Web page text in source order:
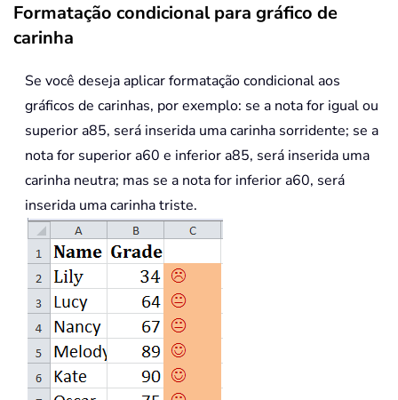
Formatação condicional para gráfico de
carinha
Se você deseja aplicar formatação condicional aos
gráficos de carinhas, por exemplo: se a nota for igual ou
superior a85, será inserida uma carinha sorridente; se a
nota for superior a60 e inferior a85, será inserida uma
carinha neutra; mas se a nota for inferior a60, será
inserida uma carinha triste.